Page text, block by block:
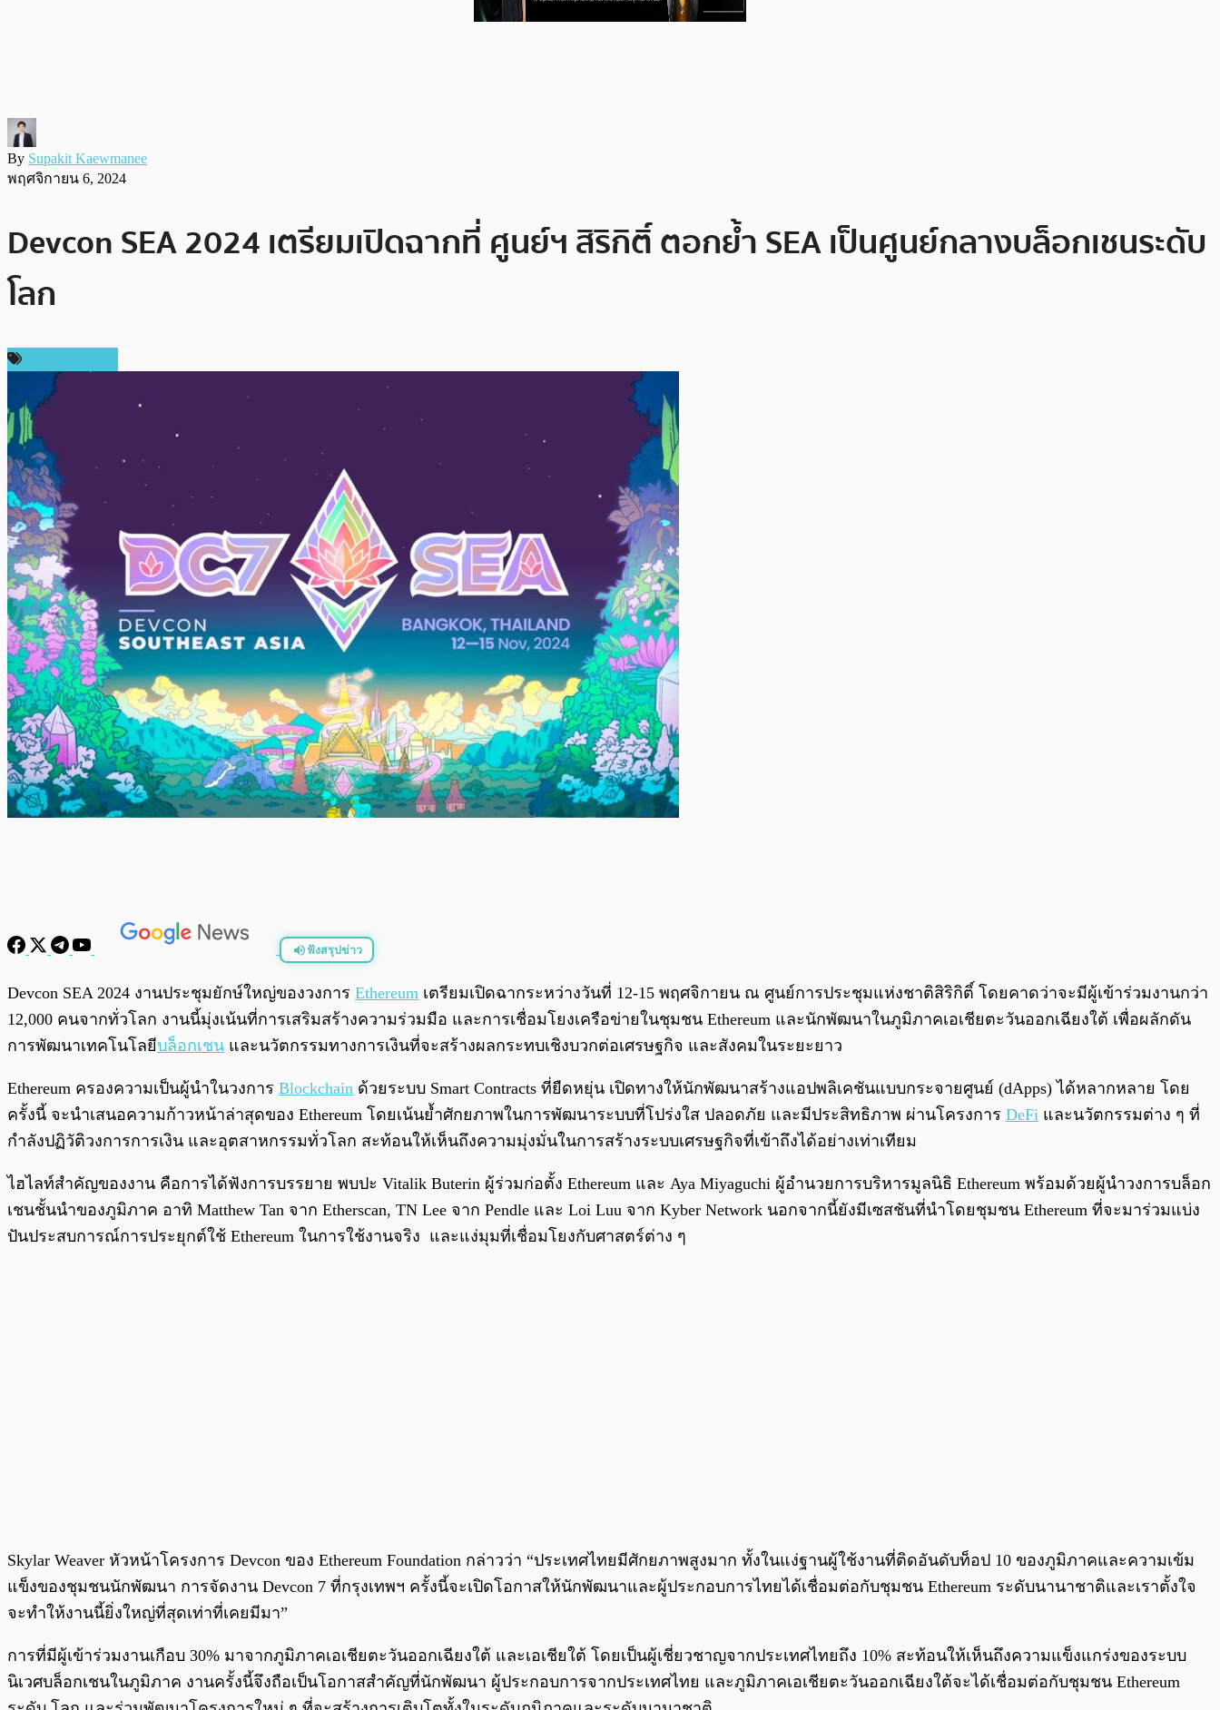
By Supakit Kaewmanee
พฤศจิกายน 6, 2024
Devcon SEA 2024 เตรียมเปิดฉากที่ ศูนย์ฯ สิริกิติ์ ตอกย้ำ SEA เป็นศูนย์กลางบล็อกเชนระดับ
โลก
ฟังสรุปข่าว
พร้อมเล่น 0:00/ 0:00
Devcon SEA 2024 งานประชุมยักษ์ใหญ่ของวงการ Ethereum เตรียมเปิดฉากระหว่างวันที่ 12-15 พฤศจิกายน ณ ศูนย์การประชุมแห่งชาติสิริกิติ์ โดยคาดว่าจะมีผู้เข้าร่วมงานกว่า
12,000 คนจากทั่วโลก งานนี้มุ่งเน้นที่การเสริมสร้างความร่วมมือ และการเชื่อมโยงเครือข่ายในชุมชน Ethereum และนักพัฒนาในภูมิภาคเอเชียตะวันออกเฉียงใต้ เพื่อผลักดัน
การพัฒนาเทคโนโลยีบล็อกเชน และนวัตกรรมทางการเงินที่จะสร้างผลกระทบเชิงบวกต่อเศรษฐกิจ และสังคมในระยะยาว
Ethereum ครองความเป็นผู้นำในวงการ Blockchain ด้วยระบบ Smart Contracts ที่ยืดหยุ่น เปิดทางให้นักพัฒนาสร้างแอปพลิเคชันแบบกระจายศูนย์ (dApps) ได้หลากหลาย โดย
ครั้งนี้ จะนำเสนอความก้าวหน้าล่าสุดของ Ethereum โดยเน้นย้ำศักยภาพในการพัฒนาระบบที่โปร่งใส ปลอดภัย และมีประสิทธิภาพ ผ่านโครงการ DeFi และนวัตกรรมต่าง ๆ ที่
กำลังปฏิวัติวงการการเงิน และอุตสาหกรรมทั่วโลก สะท้อนให้เห็นถึงความมุ่งมั่นในการสร้างระบบเศรษฐกิจที่เข้าถึงได้อย่างเท่าเทียม
ไฮไลท์สำคัญของงาน คือการได้ฟังการบรรยาย พบปะ Vitalik Buterin ผู้ร่วมก่อตั้ง Ethereum และ Aya Miyaguchi ผู้อำนวยการบริหารมูลนิธิ Ethereum พร้อมด้วยผู้นำวงการบล็อก
เชนชั้นนำของภูมิภาค อาทิ Matthew Tan จาก Etherscan, TN Lee จาก Pendle และ Loi Luu จาก Kyber Network นอกจากนี้ยังมีเซสชันที่นำโดยชุมชน Ethereum ที่จะมาร่วมแบ่ง
ปันประสบการณ์การประยุกต์ใช้ Ethereum ในการใช้งานจริง และแง่มุมที่เชื่อมโยงกับศาสตร์ต่าง ๆ
Skylar Weaver หัวหน้าโครงการ Devcon ของ Ethereum Foundation กล่าวว่า “ประเทศไทยมีศักยภาพสูงมาก ทั้งในแง่ฐานผู้ใช้งานที่ติดอันดับท็อป 10 ของภูมิภาคและความเข้ม
แข็งของชุมชนนักพัฒนา การจัดงาน Devcon 7 ที่กรุงเทพฯ ครั้งนี้จะเปิดโอกาสให้นักพัฒนาและผู้ประกอบการไทยได้เชื่อมต่อกับชุมชน Ethereum ระดับนานาชาติและเราตั้งใจ
จะทำให้งานนี้ยิ่งใหญ่ที่สุดเท่าที่เคยมีมา”
การที่มีผู้เข้าร่วมงานเกือบ 30% มาจากภูมิภาคเอเชียตะวันออกเฉียงใต้ และเอเชียใต้ โดยเป็นผู้เชี่ยวชาญจากประเทศไทยถึง 10% สะท้อนให้เห็นถึงความแข็งแกร่งของระบบ
นิเวศบล็อกเชนในภูมิภาค งานครั้งนี้จึงถือเป็นโอกาสสำคัญที่นักพัฒนา ผู้ประกอบการจากประเทศไทย และภูมิภาคเอเชียตะวันออกเฉียงใต้จะได้เชื่อมต่อกับชุมชน Ethereum